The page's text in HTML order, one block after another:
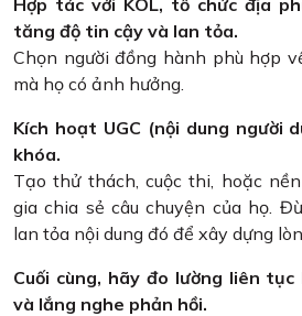
tăng độ tin cậy và lan tỏa.
Chọn người đồng hành phù hợp
mà họ có ảnh hưởng.
Kích hoạt UGC (nội dung người
khóa.
Tạo thử thách, cuộc thi, hoặc
gia chia sẻ câu chuyện của họ.
lan tỏa nội dung đó để xây dựng
Cuối cùng, hãy đo lường liên
và lắng nghe phản hồi.